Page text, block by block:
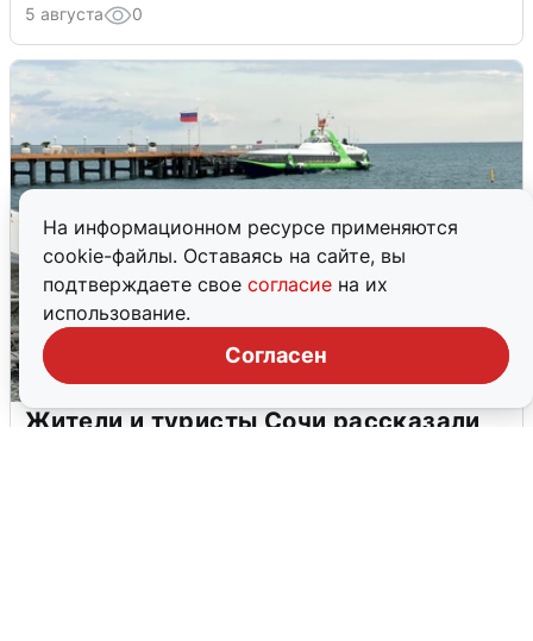
На информационном ресурсе применяются
cookie-файлы. Оставаясь на сайте, вы
подтверждаете свое согласие на их
использование.
Согласен
5 августа 0
Жители и туристы Сочи рассказали